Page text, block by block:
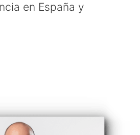
en España y